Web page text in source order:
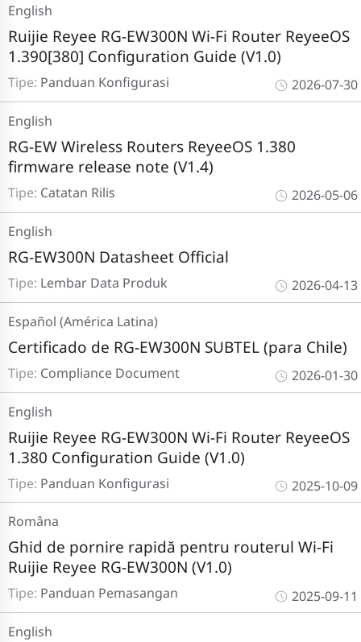
Tipe: Panduan Konfigurasi
Ruijie Reyee RG-EW300N Wi-Fi Router ReyeeOS
1.390[380] Configuration Guide (V1.0)
English
2026-07-30
Tipe: Catatan Rilis
RG-EW Wireless Routers ReyeeOS 1.380
firmware release note (V1.4)
English
2026-05-06
Tipe: Lembar Data Produk
RG-EW300N Datasheet Official
English
2026-04-13
Tipe: Compliance Document
Certificado de RG-EW300N SUBTEL (para Chile)
Español (América Latina)
2026-01-30
Tipe: Panduan Konfigurasi
Ruijie Reyee RG-EW300N Wi-Fi Router ReyeeOS
1.380 Configuration Guide (V1.0)
English
2025-10-09
Tipe: Panduan Pemasangan
Ghid de pornire rapidă pentru routerul Wi-Fi
Ruijie Reyee RG-EW300N (V1.0)
Româna
2025-09-11
English